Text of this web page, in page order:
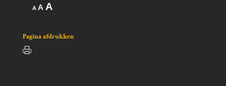
A Lettertype
ALettertype
ALettertype
grootte
Pagina afdrukken